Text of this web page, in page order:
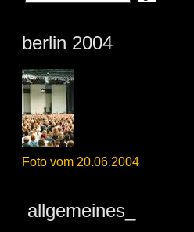
berlin 2004
Foto vom 20.06.2004
allgemeines_